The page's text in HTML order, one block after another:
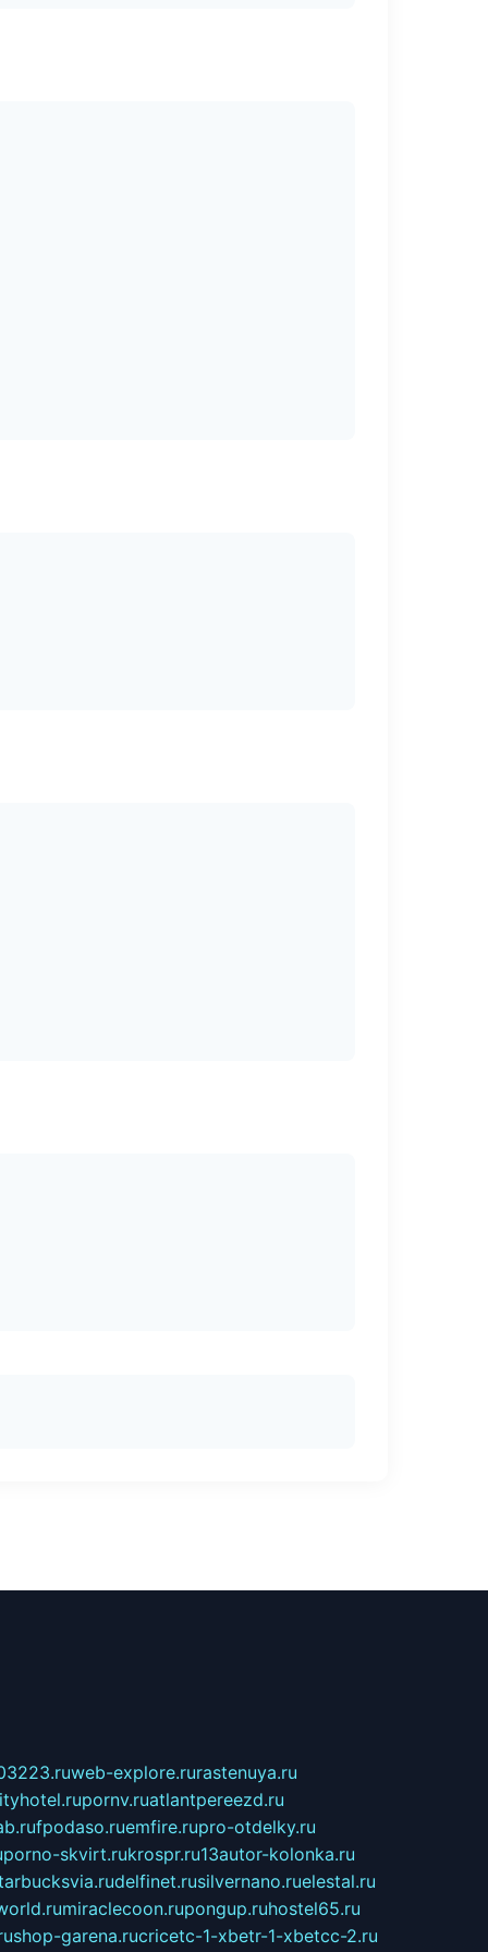
web-explore.rurastenuya.ru
pornv.ruatlantpereezd.ru
fpodaso.ruemfire.rupro-otdelky.ru
porno-skvirt.rukrospr.ru13autor-kolonka.ru
delfinet.rusilvernano.ruelestal.ru
miraclecoon.rupongup.ruhostel65.ru
shop-garena.rucricetc-1-xbetr-1-xbetcc-2.ru